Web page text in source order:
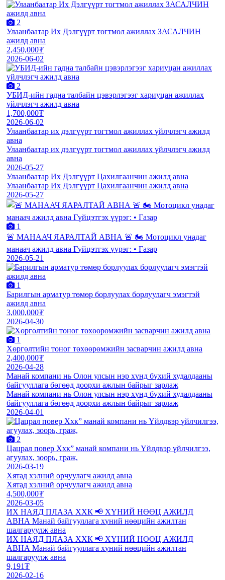
2
Улаанбаатар Их Дэлгүүрт тогтмол ажиллах ЗАСАЛЧИН
ажилд авна
2,450,000₮
2026-06-02
2
УБИД-ийн гадна талбайн цэвэрлэгээг хариуцан ажиллах
үйлчлэгч ажилд авна
1,700,000₮
2026-06-02
Улаанбаатар их дэлгүүрт тогтмол ажиллах үйлчлэгч ажилд
авна
Улаанбаатар их дэлгүүрт тогтмол ажиллах үйлчлэгч ажилд
авна
2026-05-27
Улаанбаатар Их Дэлгүүрт Цахилгаанчин ажилд авна
Улаанбаатар Их Дэлгүүрт Цахилгаанчин ажилд авна
2026-05-27
1
🚨 МАНААЧ ЯАРАЛТАЙ АВНА 🚨 🏍️ Мотоцикл унадаг
манаач ажилд авна Гүйцэтгэх үүрэг: • Газар
2026-05-21
1
Барилгын арматур төмөр борлуулах борлуулагч эмэгтэй
ажилд авна
3,000,000₮
2026-04-30
1
Хөргөлтийн тоног төхөөрөмжийн засварчин ажилд авна
2,400,000₮
2026-04-28
Манай компани нь Олон улсын нэр хүнд бүхий худалдааны
байгууллага бөгөөд доорхи ажлын байрыг зарлаж
Манай компани нь Олон улсын нэр хүнд бүхий худалдааны
байгууллага бөгөөд доорхи ажлын байрыг зарлаж
2026-04-01
2
Цацрал повер Ххк” манай компани нь Үйлдвэр үйлчилгээ,
агуулах, зоорь, граж,
2026-03-19
Хятад хэлний орчуулагч ажилд авна
Хятад хэлний орчуулагч ажилд авна
4,500,000₮
2026-03-05
ИХ НАЯД ПЛАЗА ХХК 📢 ХҮНИЙ НӨӨЦ АЖИЛД
АВНА Манай байгууллага хүний нөөцийн ажилтан
шалгаруулж авна
ИХ НАЯД ПЛАЗА ХХК 📢 ХҮНИЙ НӨӨЦ АЖИЛД
АВНА Манай байгууллага хүний нөөцийн ажилтан
шалгаруулж авна
9,191₮
2026-02-16